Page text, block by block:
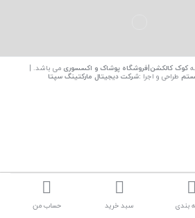
کوک کالکشن|فروشگاه پوشاک و اکسسوری می باشد. |
طراحی و اجرا :شرکت دیجیتال مارکتینگ سپتا
بندی سبد خرید حساب من